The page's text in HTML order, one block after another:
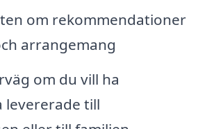
om rekommendationer
arrangemang
om du vill ha
levererade till